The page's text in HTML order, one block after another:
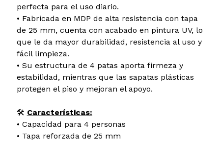
perfecta para el uso diario.
• Fabricada en MDP de alta resistencia con tapa
de 25 mm, cuenta con acabado en pintura UV, lo
que le da mayor durabilidad, resistencia al uso y
fácil limpieza.
• Su estructura de 4 patas aporta firmeza y
estabilidad, mientras que las sapatas plásticas
protegen el piso y mejoran el apoyo.
🛠️ Características:
• Capacidad para 4 personas
• Tapa reforzada de 25 mm